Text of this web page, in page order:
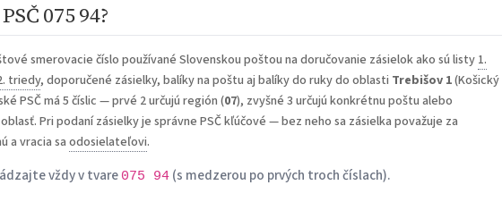
075 94?
smerovacie číslo používané Slovenskou poštou na doručovanie zásielok ako sú listy 1.
triedy, doporučené zásielky, balíky na poštu aj balíky do ruky do oblasti Trebišov 1(Košický
PSČ má 5 číslic — prvé 2 určujú región (07), zvyšné 3 určujú konkrétnu poštu alebo
Pri podaní zásielky je správne PSČ kľúčové — bez neho sa zásielka považuje za
a vracia saodosielateľovi.
vždy v tvare 075 94 (s medzerou po prvých troch číslach).